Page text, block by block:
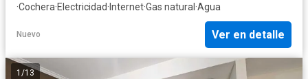
·Cochera·Electricidad·Internet·Gas natural·Agua
Nuevo Ver en detalle
1 /13